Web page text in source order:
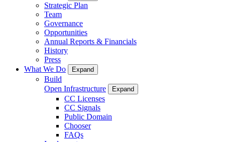
Strategic Plan
Team
Governance
Opportunities
Annual Reports & Financials
History
Press
What We Do
Expand
Build
Open Infrastructure
Expand
CC Licenses
CC Signals
Public Domain
Chooser
FAQs